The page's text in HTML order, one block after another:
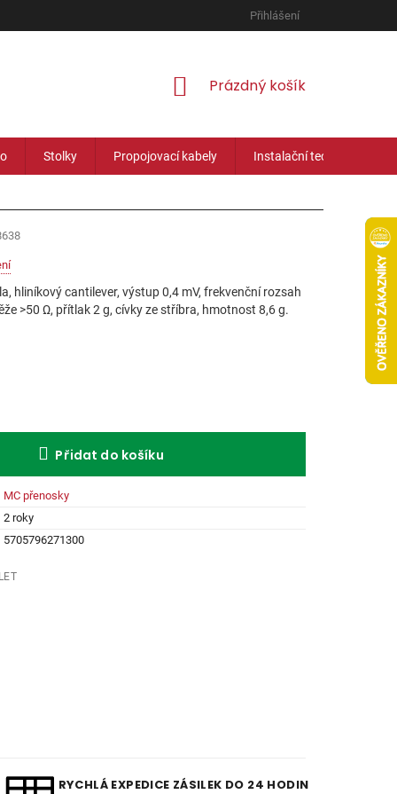
Přihlášení
NÁKUPNÍ
Prázdný košík
Stolky Propojovací kabely Instalační technika
MC přenosky
2 roky
5705796271300
Přidat do košíku
hliníkový cantilever, výstup 0,4 mV, frekvenční rozsah
>50 Ω, přítlak 2 g, cívky ze stříbra, hmotnost 8,6 g.
RYCHLÁ EXPEDICE ZÁSILEK DO 24 HODIN